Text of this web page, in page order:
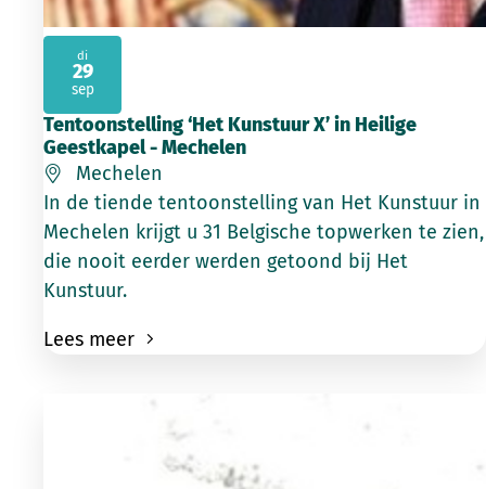
Tentoonstelling ‘Het Kunstuur X’ in Heilige
Geestkapel - Mechelen
Mechelen
In de tiende tentoonstelling van Het Kunstuur in
Mechelen krijgt u 31 Belgische topwerken te zien,
die nooit eerder werden getoond bij Het
Kunstuur.
Lees meer
di
29
sep
2026